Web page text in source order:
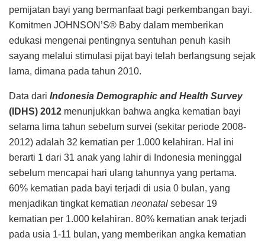
pemijatan bayi yang bermanfaat bagi perkembangan bayi.
Komitmen JOHNSON’S® Baby dalam memberikan
edukasi mengenai pentingnya sentuhan penuh kasih
sayang melalui stimulasi pijat bayi telah berlangsung sejak
lama, dimana pada tahun 2010.
Data dari Indonesia Demographic and Health Survey
(IDHS) 2012 menunjukkan bahwa angka kematian bayi
selama lima tahun sebelum survei (sekitar periode 2008-
2012) adalah 32 kematian per 1.000 kelahiran. Hal ini
berarti 1 dari 31 anak yang lahir di Indonesia meninggal
sebelum mencapai hari ulang tahunnya yang pertama.
60% kematian pada bayi terjadi di usia 0 bulan, yang
menjadikan tingkat kematian neonatal sebesar 19
kematian per 1.000 kelahiran. 80% kematian anak terjadi
pada usia 1-11 bulan, yang memberikan angka kematian